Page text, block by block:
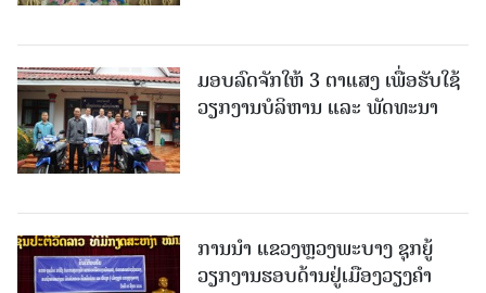
ມອບລົດຈັກໃຫ້ 3 ຕາແສງ ເພື່ອຮັບໃຊ້
ວຽກງານບໍລິຫານ ແລະ ພັດທະນາ
ການນຳ ແຂວງຫຼວງພະບາງ ຊຸກຍູ້
ວຽກງານຮອບດ້ານຢູ່ເມືອງວຽງຄໍາ